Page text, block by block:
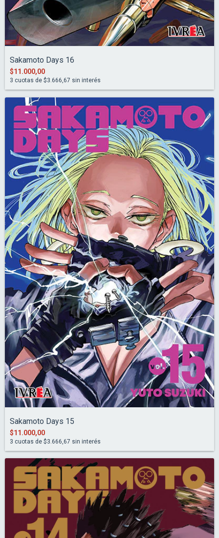
Sakamoto Days 16
$11.000,00
3 cuotas de $3.666,67 sin interés
Sakamoto Days 15
$11.000,00
3 cuotas de $3.666,67 sin interés